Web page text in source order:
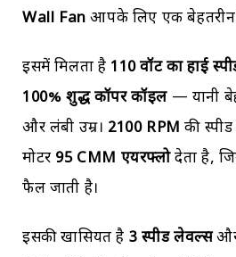
Wall Fan आपके लिए एक बेहतरीन
इसमें मिलता है 110वॉट का हाई
100% शुद्ध कॉपर कॉइल — यानी
और लंबी उम्र। 2100 RPM की
मोटर 95 CMM एयरफ्लोदेता है,
फैल जाती है।
इसकी खासियत है 3 स्पीड लेवल्स